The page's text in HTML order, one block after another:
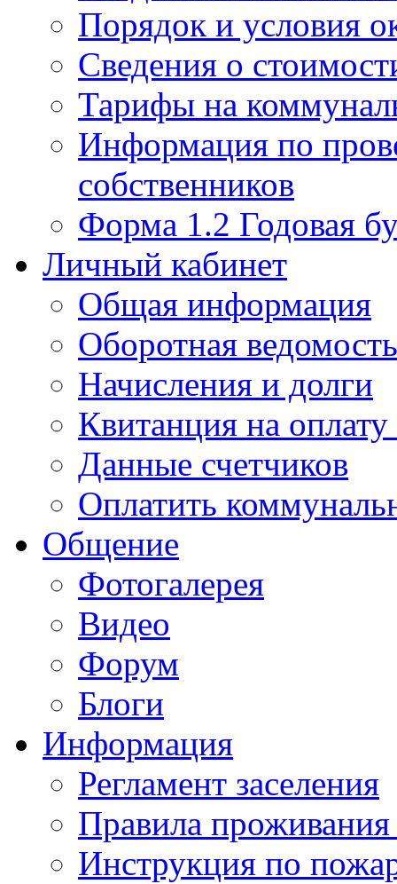
Порядок и условия
Сведения о
Тарифы на
Информация по
собственников
Форма 1.2 Годовая
Личный кабинет
Общая информация
Оборотная ведомость
Начисления и долги
Квитанция на
Данные счетчиков
Оплатить
Общение
Фотогалерея
Видео
Форум
Блоги
Информация
Регламент заселения
Правила
Инструкция по